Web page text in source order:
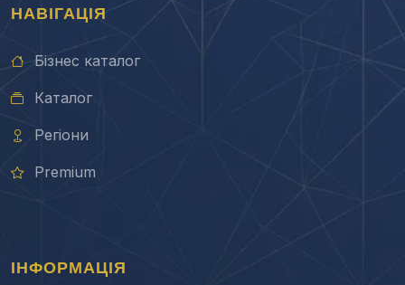
НАВІГАЦІЯ
Бізнес каталог
Каталог
Регіони
Premium
ІНФОРМАЦІЯ